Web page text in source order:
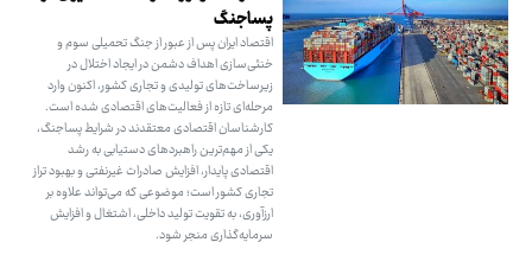
پساجنگ
اقتصاد ایران پس از عبور از جنگ تحمیلی سوم و
خنثی‌سازی اهداف دشمن در ایجاد اختلال در
زیرساخت‌های تولیدی و تجاری کشور، اکنون وارد
مرحله‌ای تازه از فعالیت‌های اقتصادی شده است.
کارشناسان اقتصادی معتقدند در شرایط پساجنگ،
یکی از مهم‌ترین راهبردهای دستیابی به رشد
اقتصادی پایدار، افزایش صادرات غیرنفتی و بهبود تراز
تجاری کشور است؛ موضوعی که می‌تواند علاوه بر
ارزآوری، به تقویت تولید داخلی، اشتغال و افزایش
سرمایه‌گذاری منجر شود.